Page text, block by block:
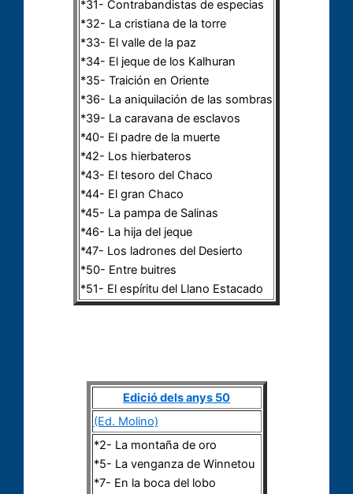
*31- Contrabandistas de especias
*32- La cristiana de la torre
*33- El valle de la paz
*34- El jeque de los Kalhuran
*35- Traición en Oriente
*36- La aniquilación de las sombras
*39- La caravana de esclavos
*40- El padre de la muerte
*42- Los hierbateros
*43- El tesoro del Chaco
*44- El gran Chaco
*45- La pampa de Salinas
*46- La hija del jeque
*47- Los ladrones del Desierto
*50- Entre buitres
*51- El espíritu del Llano Estacado
Edició dels anys 50
(Ed. Molino)
*2- La montaña de oro
*5- La venganza de Winnetou
*7- En la boca del lobo